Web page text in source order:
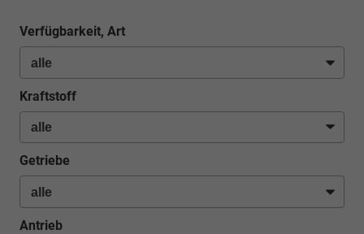
Verfügbarkeit, Art
Kraftstoff
Getriebe
Antrieb